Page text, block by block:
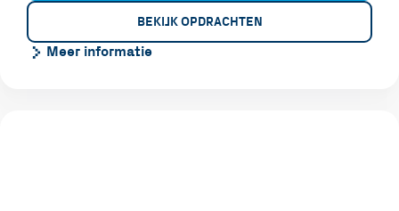
BEKIJK OPDRACHTEN
Meer informatie